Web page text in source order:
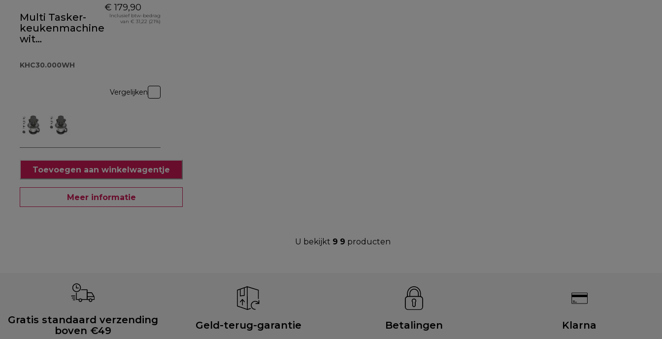
Multi Tasker-
keukenmachine
wit
KHC30.000WH
€ 179,90
Inclusief btw-bedrag
van € 31,22 (21%)
Vergelijken
Toevoegen aan winkelwagentje
Meer informatie
U bekijkt 9 9 producten
Gratis standaard verzending
boven €49
Geld-terug-garantie Betalingen Klarna